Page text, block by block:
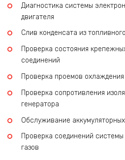
Диагностика системы
двигателя
Слив конденсата из
Проверка состояния
соединений
Проверка проемов
Проверка сопротивления
генератора
Обслуживание
Проверка соединений
газов